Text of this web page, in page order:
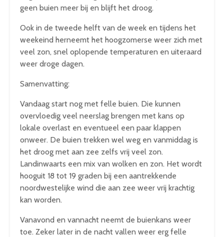
geen buien meer bij en blijft het droog.
Ook in de tweede helft van de week en tijdens het
weekeind herneemt het hoogzomerse weer zich met
veel zon, snel oplopende temperaturen en uiteraard
weer droge dagen.
Samenvatting:
Vandaag start nog met felle buien. Die kunnen
overvloedig veel neerslag brengen met kans op
lokale overlast en eventueel een paar klappen
onweer. De buien trekken wel weg en vanmiddag is
het droog met aan zee zelfs vrij veel zon.
Landinwaarts een mix van wolken en zon. Het wordt
hooguit 18 tot 19 graden bij een aantrekkende
noordwestelijke wind die aan zee weer vrij krachtig
kan worden.
Vanavond en vannacht neemt de buienkans weer
toe. Zeker later in de nacht vallen weer erg felle